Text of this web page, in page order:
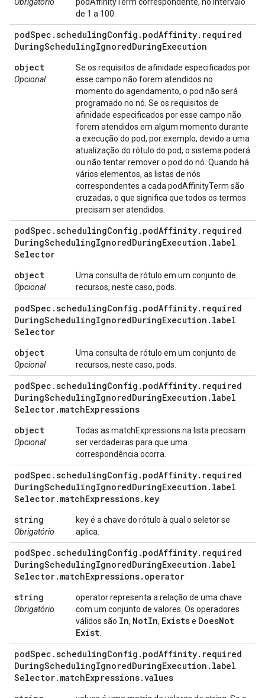
de 1 a 100.
podSpec .schedulingConfig . podAffinity. required
DuringSchedulingIgnoredDuringExecution
object
Opcional
Se os requisitos de afinidade especificados por
esse campo não forem atendidos no
momento do agendamento, o pod não será
programado no nó. Se os requisitos de
afinidade especificados por esse campo não
forem atendidos em algum momento durante
a execução do pod, por exemplo, devido a uma
atualização do rótulo do pod, o sistema poderá
ou não tentar remover o pod do nó. Quando há
vários elementos, as listas de nós
correspondentes a cada podAffinityTerm são
cruzadas, o que significa que todos os termos
precisam ser atendidos.
podSpec .schedulingConfig . podAffinity. required
DuringSchedulingIgnoredDuringExecution . label
Selector
object
Opcional
Uma consulta de rótulo em um conjunto de
recursos, neste caso, pods.
podSpec .schedulingConfig . podAffinity. required
DuringSchedulingIgnoredDuringExecution . label
Selector
object
Opcional
Uma consulta de rótulo em um conjunto de
recursos, neste caso, pods.
podSpec .schedulingConfig . podAffinity. required
DuringSchedulingIgnoredDuringExecution . label
Selector. matchExpressions
object
Opcional
Todas as matchExpressions na lista precisam
ser verdadeiras para que uma
correspondência ocorra.
podSpec .schedulingConfig . podAffinity. required
DuringSchedulingIgnoredDuringExecution . label
Selector. matchExpressions. key
string
Obrigatório
key é a chave do rótulo à qual o seletor se
aplica.
podSpec .schedulingConfig . podAffinity. required
DuringSchedulingIgnoredDuringExecution . label
Selector. matchExpressions. operator
string
Obrigatório
operator representa a relação de uma chave
com um conjunto de valores. Os operadores
válidos são In, NotIn, Existse DoesNot
Exist
podSpec .schedulingConfig . podAffinity. required
DuringSchedulingIgnoredDuringExecution . label
Selector. matchExpressions.values